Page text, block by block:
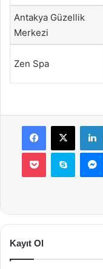
Antakya Güzellik
Merkezi
Zen Spa
Facebook
X
Pocket Skype
Kayıt Ol